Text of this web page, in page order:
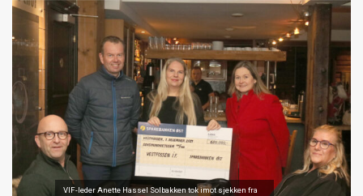
VIF-leder Anette Hassel Solbakken tok imot sjekken fra